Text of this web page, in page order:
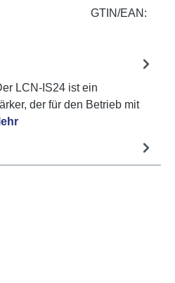
GTIN/EAN:
LCN-IS24 ist ein
der für den Betrieb mit